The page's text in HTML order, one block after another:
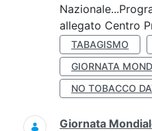
allegato Centro
TABAGISMO
GIORNATA
NO TOBACCO
Giornata